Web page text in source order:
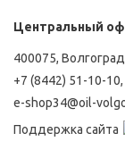
Центральный
400075,
+7 (8442) 51-10-10,
e-shop34@oil-
Поддержка сайта